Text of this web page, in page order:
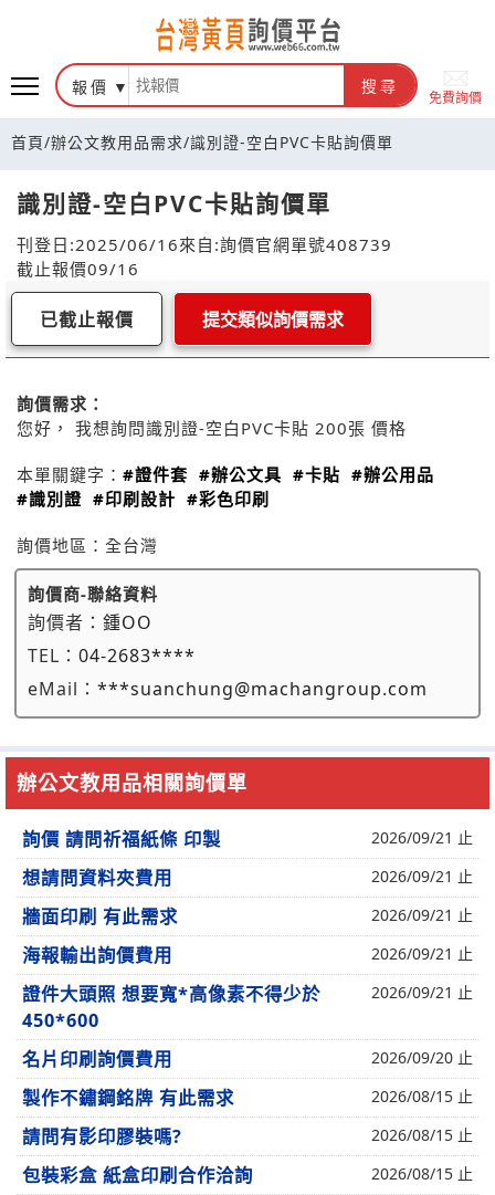
報價 搜尋
免費詢價
首頁/辦公文教用品需求/識別證-空白PVC卡貼詢價單
識別證-空白PVC卡貼詢價單
刊登日:2025/06/16來自:詢價官網單號408739
截止報價09/16
已截止報價 提交類似詢價需求
詢價需求：
您好， 我想詢問識別證-空白PVC卡貼 200張 價格
本單關鍵字： #證件套 #辦公文具 #卡貼 #辦公用品
#識別證 #印刷設計 #彩色印刷
詢價地區： 全台灣
詢價商-聯絡資料
詢價者： 鍾OO
TEL： 04-2683****
eMail： ***suanchung@machangroup.com
辦公文教用品相關詢價單
詢價 請問祈福紙條 印製 2026/09/21 止
想請問資料夾費用 2026/09/21 止
牆面印刷 有此需求 2026/09/21 止
海報輸出詢價費用 2026/09/21 止
證件大頭照 想要寬*高像素不得少於
450*600
2026/09/21 止
名片印刷詢價費用 2026/09/20 止
製作不鏽鋼銘牌 有此需求 2026/08/15 止
請問有影印膠裝嗎? 2026/08/15 止
包裝彩盒 紙盒印刷合作洽詢 2026/08/15 止